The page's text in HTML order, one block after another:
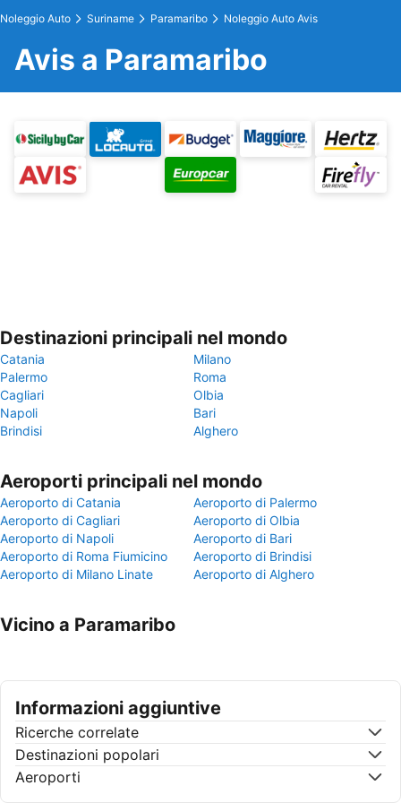
Noleggio Auto Suriname Paramaribo Noleggio Auto Avis
Avis a Paramaribo
Destinazioni principali nel mondo
Catania
Milano
Palermo
Roma
Cagliari
Olbia
Napoli
Bari
Brindisi
Alghero
Aeroporti principali nel mondo
Aeroporto di Catania
Aeroporto di Palermo
Aeroporto di Cagliari
Aeroporto di Olbia
Aeroporto di Napoli
Aeroporto di Bari
Aeroporto di Roma Fiumicino
Aeroporto di Brindisi
Aeroporto di Milano Linate
Aeroporto di Alghero
Vicino a Paramaribo
Informazioni aggiuntive
Ricerche correlate
Destinazioni popolari
Aeroporti